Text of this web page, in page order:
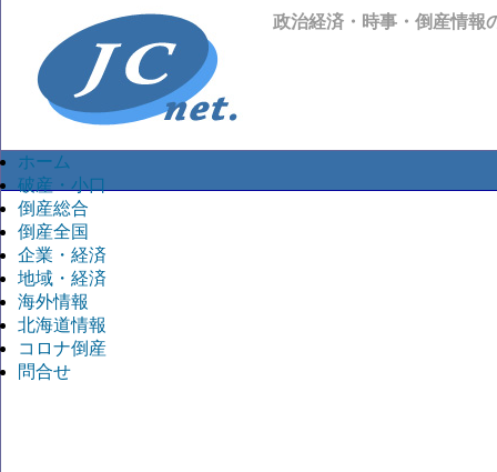
政治経済・時事・倒産情報
ホーム
破産・小口
倒産総合
倒産全国
企業・経済
地域・経済
海外情報
北海道情報
コロナ倒産
問合せ